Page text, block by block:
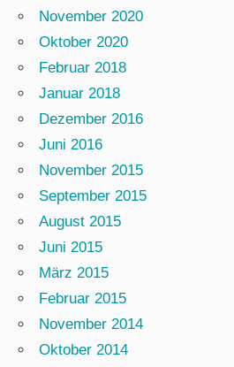
November 2020
Oktober 2020
Februar 2018
Januar 2018
Dezember 2016
Juni 2016
November 2015
September 2015
August 2015
Juni 2015
März 2015
Februar 2015
November 2014
Oktober 2014